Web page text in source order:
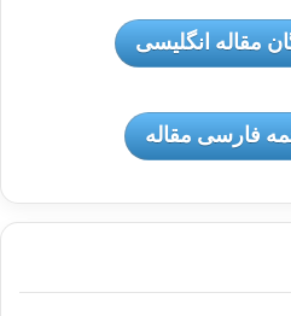
مقاله انگلیسی
فارسی مقاله